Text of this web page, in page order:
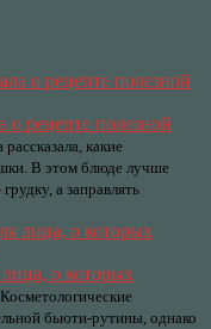
о рецепте полезной
какие
В этом блюде лучше
а заправлять
о которых
Косметологические
бьюти-рутины, однако